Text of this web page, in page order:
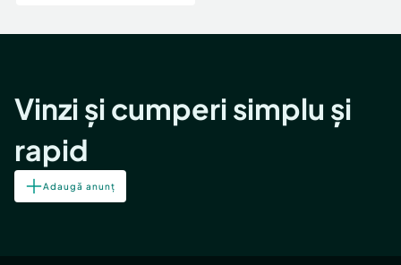
Vinzi și cumperi simplu și
rapid
Adaugă anunț